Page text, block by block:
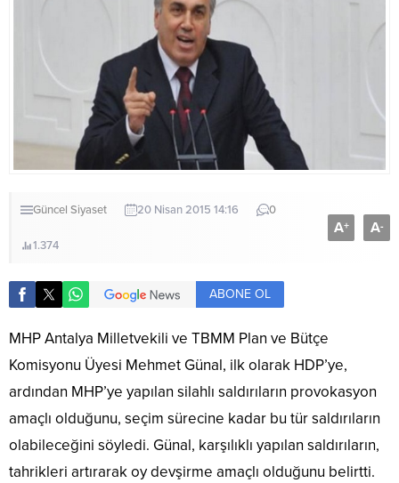
Güncel Siyaset 20 Nisan 2015 14:16 0
1.374
A+ A-
ABONE OL
MHP Antalya Milletvekili ve TBMM Plan ve Bütçe
Komisyonu Üyesi Mehmet Günal, ilk olarak HDP’ye,
ardından MHP’ye yapılan silahlı saldırıların provokasyon
amaçlı olduğunu, seçim sürecine kadar bu tür saldırıların
olabileceğini söyledi. Günal, karşılıklı yapılan saldırıların,
tahrikleri artırarak oy devşirme amaçlı olduğunu belirtti.